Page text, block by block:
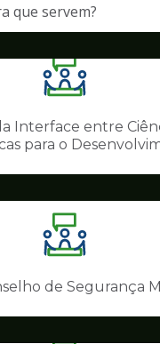
Conselhos
que servem?
Ilustração
da
pagina
de
Interface entre
para o
Ilustração
da
pagina
Conselhos
de Segurança